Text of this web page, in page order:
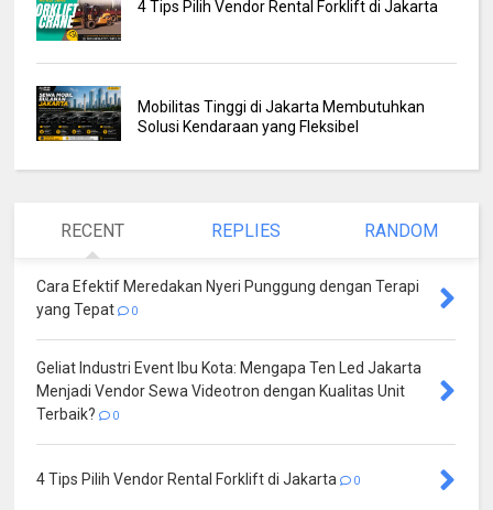
4 Tips Pilih Vendor Rental Forklift di Jakarta
Mobilitas Tinggi di Jakarta Membutuhkan
Solusi Kendaraan yang Fleksibel
RECENT REPLIES RANDOM
Cara Efektif Meredakan Nyeri Punggung dengan Terapi
yang Tepat
0
Geliat Industri Event Ibu Kota: Mengapa Ten Led Jakarta
Menjadi Vendor Sewa Videotron dengan Kualitas Unit
Terbaik?
0
4 Tips Pilih Vendor Rental Forklift di Jakarta 0